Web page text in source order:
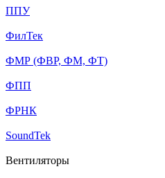
ППУ
ФилТек
ФМР (ФВР, ФМ, ФТ)
ФПП
ФРНК
SoundTek
Вентиляторы